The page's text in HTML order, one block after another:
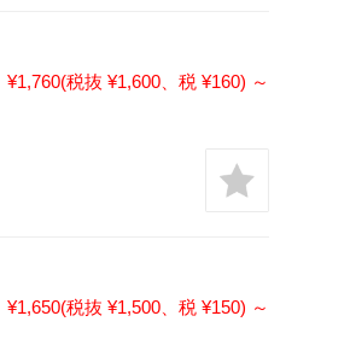
¥1,760(税抜 ¥1,600、税 ¥160) ～
¥1,650(税抜 ¥1,500、税 ¥150) ～